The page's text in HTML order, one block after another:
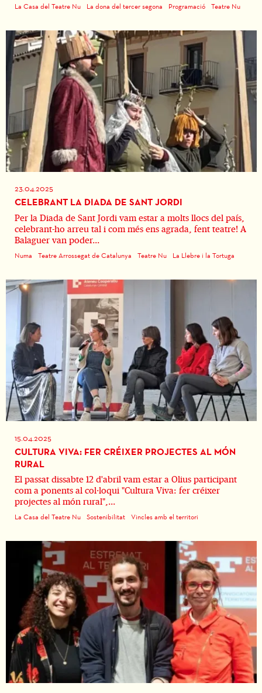
La Casa del Teatre Nu La dona del tercer segona Programació Teatre Nu
23.04.2025
CELEBRANT LA DIADA DE SANT JORDI
Per la Diada de Sant Jordi vam estar a molts llocs del país,
celebrant-ho arreu tal i com més ens agrada, fent teatre! A
Balaguer van poder...
Numa Teatre Arrossegat de Catalunya Teatre Nu La Llebre i la Tortuga
15.04.2025
CULTURA VIVA: FER CRÉIXER PROJECTES AL MÓN
RURAL
El passat dissabte 12 d'abril vam estar a Olius participant
com a ponents al col·loqui "Cultura Viva: fer créixer
projectes al món rural",...
La Casa del Teatre Nu Sostenibilitat Vincles amb el territori